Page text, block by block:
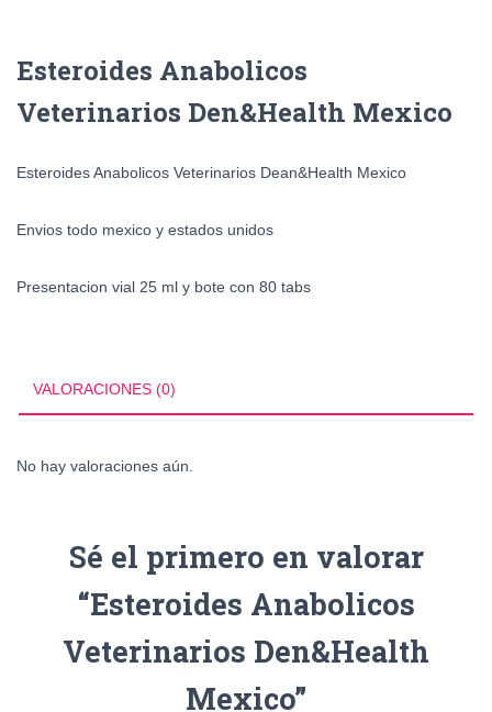
Esteroides Anabolicos
Veterinarios Den&Health Mexico
Esteroides Anabolicos Veterinarios Dean&Health Mexico
Envios todo mexico y estados unidos
Presentacion vial 25 ml y bote con 80 tabs
VALORACIONES (0)
No hay valoraciones aún.
Sé el primero en valorar
“Esteroides Anabolicos
Veterinarios Den&Health
Mexico”